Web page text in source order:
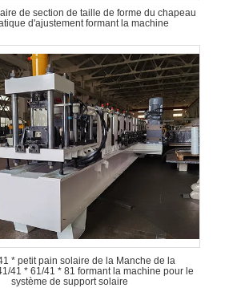
de section de taille de forme du chapeau
d'ajustement formant la machine
* petit pain solaire de la Manche de la
41 * 61/41 * 81 formant la machine pour le
système de support solaire